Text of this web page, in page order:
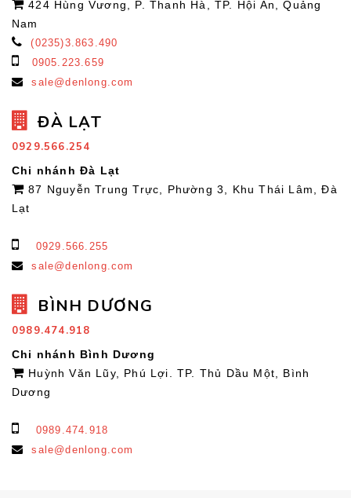
424 Hùng Vương, P. Thanh Hà, TP. Hội An, Quảng
Nam
(0235)3.863.490
0905.223.659
sale@denlong.com
ĐÀ LẠT
0929.566.254
Chi nhánh Đà Lạt
87 Nguyễn Trung Trực, Phường 3, Khu Thái Lâm, Đà
Lạt
0929.566.255
sale@denlong.com
BÌNH DƯƠNG
0989.474.918
Chi nhánh Bình Dương
Huỳnh Văn Lũy, Phú Lợi. TP. Thủ Dầu Một, Bình
Dương
0989.474.918
sale@denlong.com